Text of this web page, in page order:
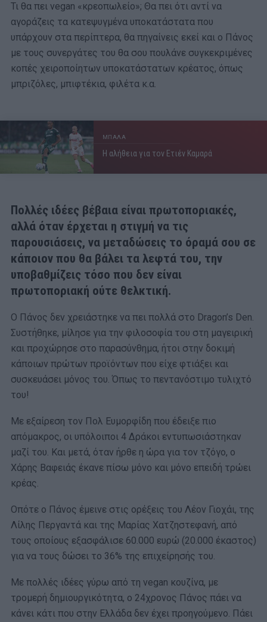
Τι θα πει vegan «κρεοπωλείο»; Θα πει ότι αντί να
αγοράζεις τα κατεψυγμένα υποκατάστατα που
υπάρχουν στα περίπτερα, θα πηγαίνεις εκεί και ο Πάνος
με τους συνεργάτες του θα σου πουλάνε συγκεκριμένες
κοπές χειροποίητων υποκατάστατων κρέατος, όπως
μπριζόλες, μπιφτέκια, φιλέτα κ.α.
ΜΠΑΛΑ
Η αλήθεια για τον Ετιέν Καμαρά
Πολλές ιδέες βέβαια είναι πρωτοποριακές,
αλλά όταν έρχεται η στιγμή να τις
παρουσιάσεις, να μεταδώσεις το όραμά σου σε
κάποιον που θα βάλει τα λεφτά του, την
υποβαθμίζεις τόσο που δεν είναι
πρωτοποριακή ούτε θελκτική.
Ο Πάνος δεν χρειάστηκε να πει πολλά στο Dragon’s Den.
Συστήθηκε, μίλησε για την φιλοσοφία του στη μαγειρική
και προχώρησε στο παρασύνθημα, ήτοι στην δοκιμή
κάποιων πρώτων προϊόντων που είχε φτιάξει και
συσκευάσει μόνος του. Όπως το πεντανόστιμο τυλιχτό
του!
Με εξαίρεση τον Πολ Ευμορφίδη που έδειξε πιο
απόμακρος, οι υπόλοιποι 4 Δράκοι εντυπωσιάστηκαν
μαζί του. Και μετά, όταν ήρθε η ώρα για τον τζόγο, ο
Χάρης Βαφειάς έκανε πίσω μόνο και μόνο επειδή τρώει
κρέας.
Οπότε ο Πάνος έμεινε στις ορέξεις του Λέον Γιοχάι, της
Λίλης Περγαντά και της Μαρίας Χατζηστεφανή, από
τους οποίους εξασφάλισε 60.000 ευρώ (20.000 έκαστος)
για να τους δώσει το 36% της επιχείρησής του.
Με πολλές ιδέες γύρω από τη vegan κουζίνα, με
τρομερή δημιουργικότητα, ο 24χρονος Πάνος πάει να
κάνει κάτι που στην Ελλάδα δεν έχει προηγούμενο. Πάει